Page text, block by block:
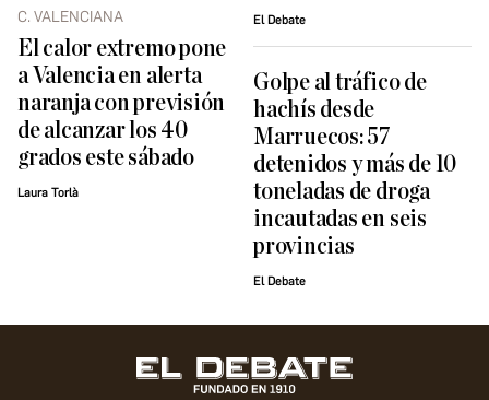
C. VALENCIANA
El calor extremo pone
a Valencia en alerta
naranja con previsión
de alcanzar los 40
grados este sábado
Laura Torlà
El Debate
Golpe al tráfico de
hachís desde
Marruecos: 57
detenidos y más de 10
toneladas de droga
incautadas en seis
provincias
El Debate